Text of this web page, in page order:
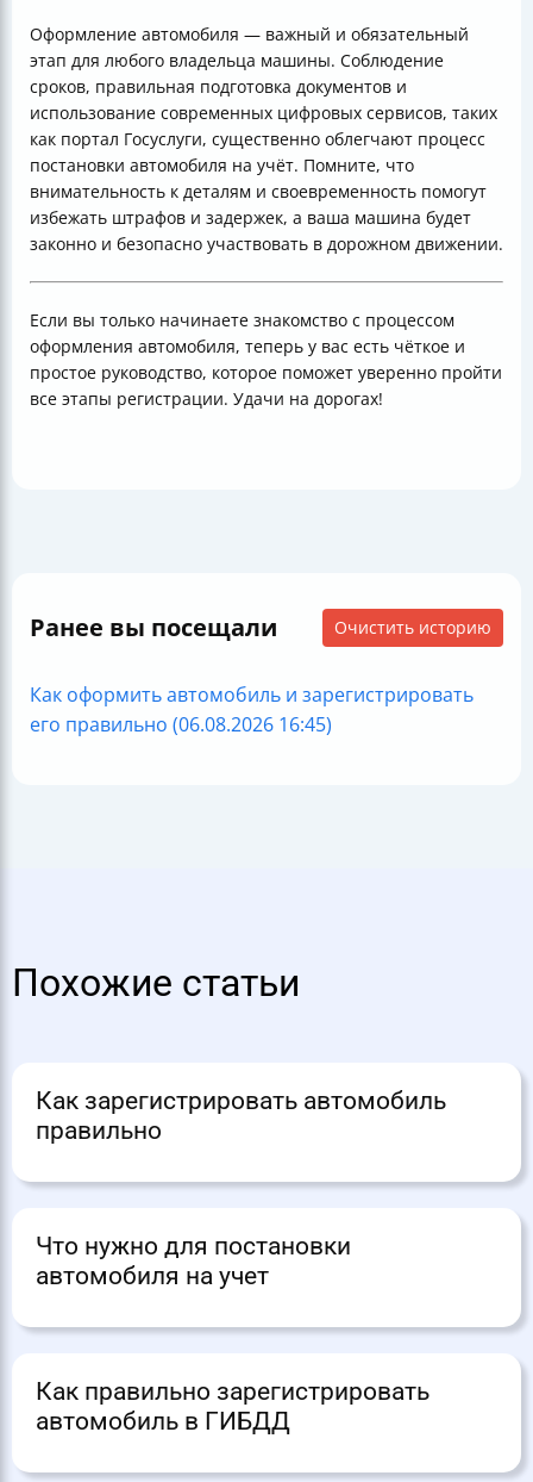
Оформление автомобиля — важный и обязательный
этап для любого владельца машины. Соблюдение
сроков, правильная подготовка документов и
использование современных цифровых сервисов, таких
как портал Госуслуги, существенно облегчают процесс
постановки автомобиля на учёт. Помните, что
внимательность к деталям и своевременность помогут
избежать штрафов и задержек, а ваша машина будет
законно и безопасно участвовать в дорожном движении.
Если вы только начинаете знакомство с процессом
оформления автомобиля, теперь у вас есть чёткое и
простое руководство, которое поможет уверенно пройти
все этапы регистрации. Удачи на дорогах!
Ранее вы посещали Очистить историю
Как оформить автомобиль и зарегистрировать
его правильно (06.08.2026 16:45)
Похожие статьи
Как зарегистрировать автомобиль
правильно
Что нужно для постановки
автомобиля на учет
Как правильно зарегистрировать
автомобиль в ГИБДД